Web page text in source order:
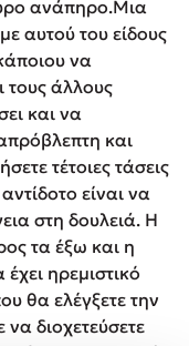
ανάπηρο.Μια
αυτού του είδους
να
τους άλλους
και να
και
τέτοιες τάσεις
είναι να
στη δουλειά. Η
τα έξω και η
ηρεμιστικό
θα ελέγξετε την
να διοχετεύσετε